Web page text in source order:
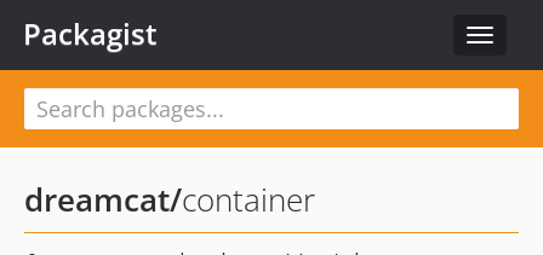
Toggle
Packagist
dreamcat/container